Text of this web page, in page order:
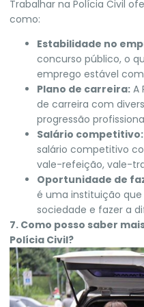
Trabalhar na Polícia Civil
como:
Estabilidade no
concurso público, o
emprego estável
Plano de carreira: A
de carreira com
progressão
Salário competitivo:
salário competitivo
vale-refeição, vale-
Oportunidade de
é uma instituição
sociedade e fazer a
7. Como posso saber
Polícia Civil?